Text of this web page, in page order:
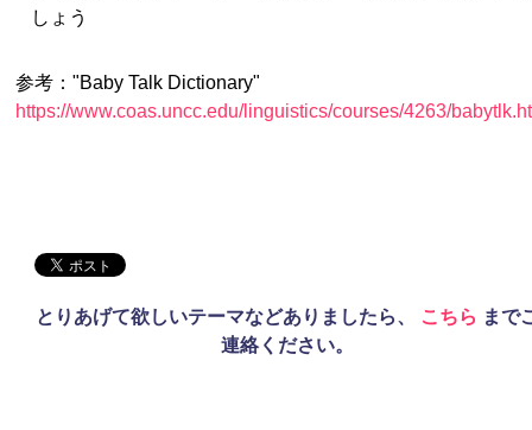
しょう
参考："Baby Talk Dictionary"
https://www.coas.uncc.edu/linguistics/courses/4263/
とりあげて欲しいテーマなどありましたら、 こちら まで
連絡ください。